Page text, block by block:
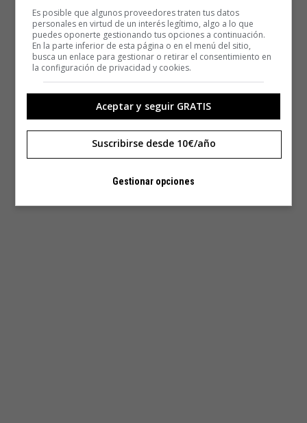
Es posible que algunos proveedores traten tus datos
personales en virtud de un interés legítimo, algo a lo que
puedes oponerte gestionando tus opciones a continuación.
En la parte inferior de esta página o en el menú del sitio,
busca un enlace para gestionar o retirar el consentimiento en
la configuración de privacidad y cookies.
Aceptar y seguir GRATIS
Suscribirse desde 10€/año
Gestionar opciones